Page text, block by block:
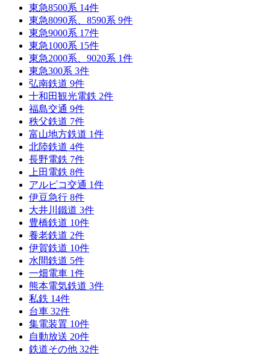
東急8500系 14件
東急8090系、8590系 9件
東急9000系 17件
東急1000系 15件
東急2000系、9020系 1件
東急300系 3件
弘南鉄道 9件
十和田観光電鉄 2件
福島交通 9件
秩父鉄道 7件
富山地方鉄道 1件
北陸鉄道 4件
長野電鉄 7件
上田電鉄 8件
アルピコ交通 1件
伊豆急行 8件
大井川鐵道 3件
豊橋鉄道 10件
養老鉄道 2件
伊賀鉄道 10件
水間鉄道 5件
一畑電車 1件
熊本電気鉄道 3件
私鉄 14件
台車 32件
集電装置 10件
自動放送 20件
鉄道その他 32件